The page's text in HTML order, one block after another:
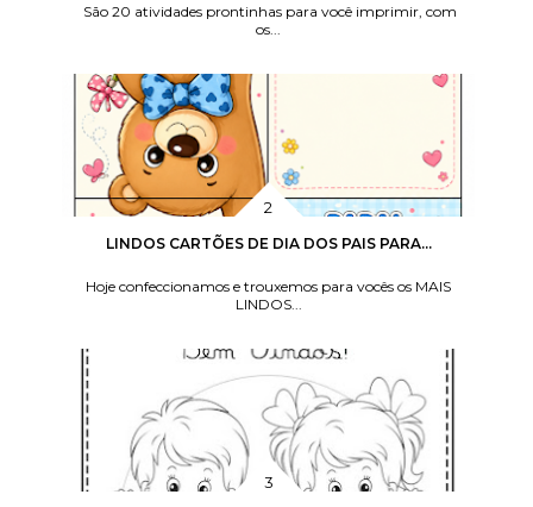
São 20 atividades prontinhas para você imprimir, com
os...
LINDOS CARTÕES DE DIA DOS PAIS PARA...
Hoje confeccionamos e trouxemos para vocês os MAIS
LINDOS...